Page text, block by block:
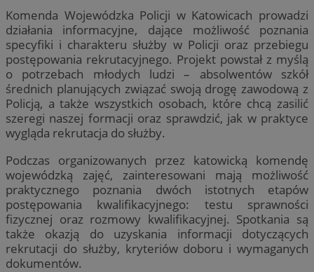
Komenda Wojewódzka Policji w Katowicach prowadzi
działania informacyjne, dające możliwość poznania
specyfiki i charakteru służby w Policji oraz przebiegu
postępowania rekrutacyjnego. Projekt powstał z myślą
o potrzebach młodych ludzi – absolwentów szkół
średnich planujących związać swoją drogę zawodową z
Policją, a także wszystkich osobach, które chcą zasilić
szeregi naszej formacji oraz sprawdzić, jak w praktyce
wygląda rekrutacja do służby.
Podczas organizowanych przez katowicką komendę
wojewódzką zajęć, zainteresowani mają możliwość
praktycznego poznania dwóch istotnych etapów
postępowania kwalifikacyjnego: testu sprawności
fizycznej oraz rozmowy kwalifikacyjnej. Spotkania są
także okazją do uzyskania informacji dotyczących
rekrutacji do służby, kryteriów doboru i wymaganych
dokumentów.